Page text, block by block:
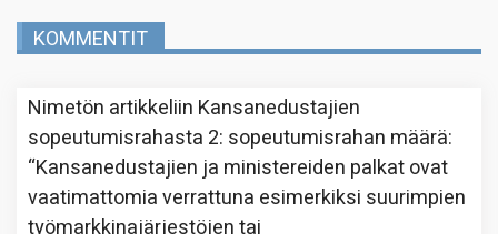
KOMMENTIT
Nimetön artikkeliin Kansanedustajien
sopeutumisrahasta 2: sopeutumisrahan määrä:
“Kansanedustajien ja ministereiden palkat ovat
vaatimattomia verrattuna esimerkiksi suurimpien
työmarkkinajärjestöjen tai